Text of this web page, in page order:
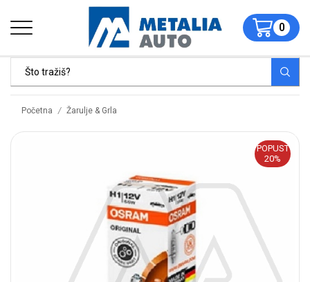
0
Početna / Žarulje & Grla
POPUST
20%